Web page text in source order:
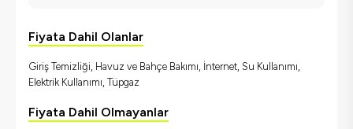
Fiyata Dahil Olanlar
Giriş Temizliği, Havuz ve Bahçe Bakımı, İnternet, Su Kullanımı,
Elektrik Kullanımı, Tüpgaz
Fiyata Dahil Olmayanlar